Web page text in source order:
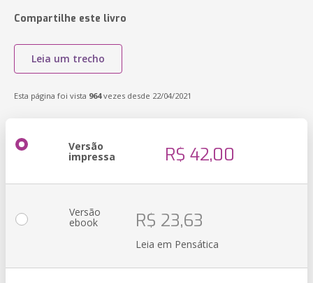
Compartilhe este livro
Leia um trecho
Esta página foi vista 964vezes desde 22/04/2021
Versão
impressa R$ 42,00
Versão
ebook R$ 23,63
Leia em Pensática